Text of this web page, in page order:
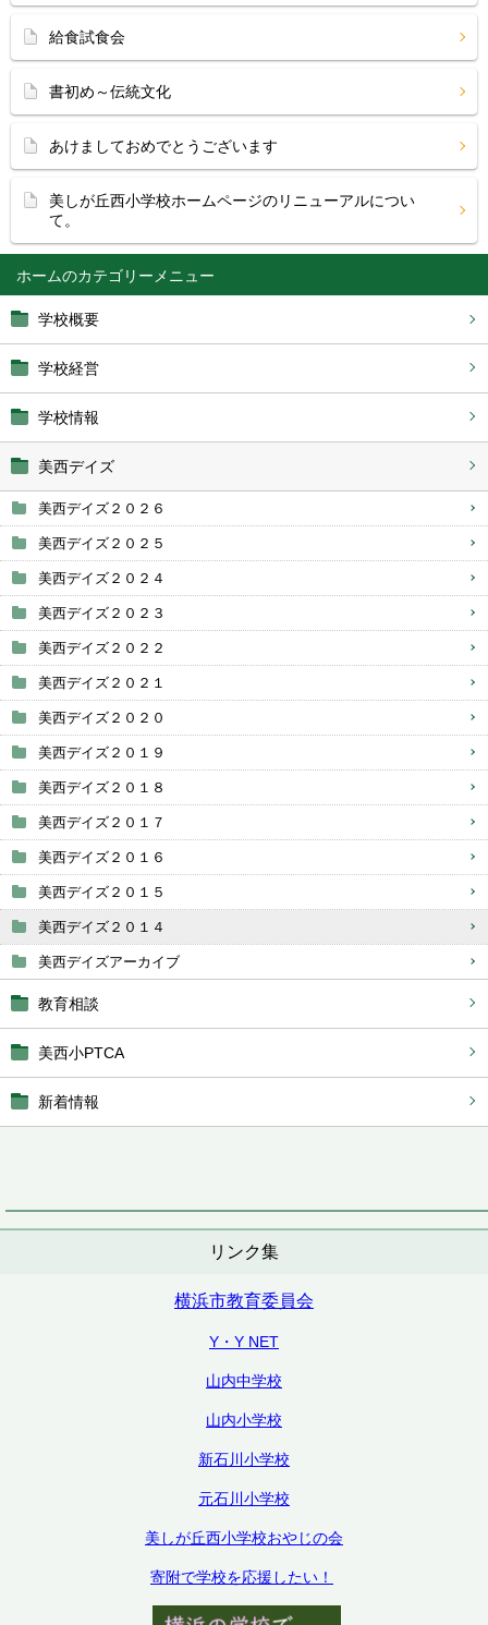
ホーム
学校概要
学校経営
学校情報
美西デイズ
美西デイズ２０２６
美西デイズ２０２５
美西デイズ２０２４
美西デイズ２０２３
美西デイズ２０２２
美西デイズ２０２１
美西デイズ２０２０
美西デイズ２０１９
美西デイズ２０１８
美西デイズ２０１７
美西デイズ２０１６
美西デイズ２０１５
美西デイズ２０１４
美西デイズアーカイブ
教育相談
美西小PTCA
新着情報
リンク集
横浜市教育委員会
Y・Y NET
山内中学校
山内小学校
新石川小学校
元石川小学校
美しが丘西小学校おやじの会
寄附で学校を応援したい！
給食試食会
書初め～伝統文化
あけましておめでとうございます
美しが丘西小学校ホームページのリニューアルについ
て。